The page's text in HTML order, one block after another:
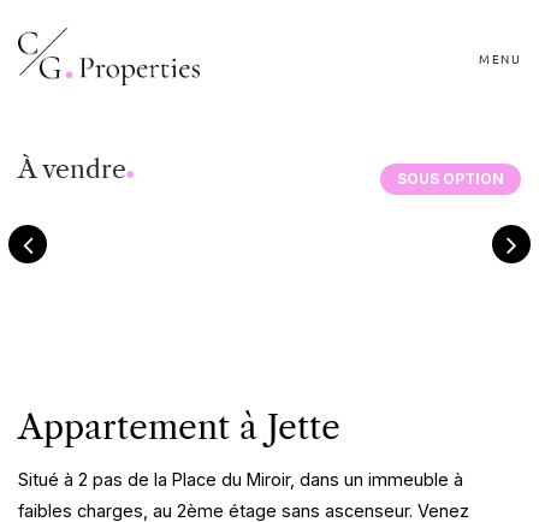
MENU
À vendre
. SOUS OPTION
Appartement à Jette
Situé à 2 pas de la Place du Miroir, dans un immeuble à
faibles charges, au 2ème étage sans ascenseur. Venez